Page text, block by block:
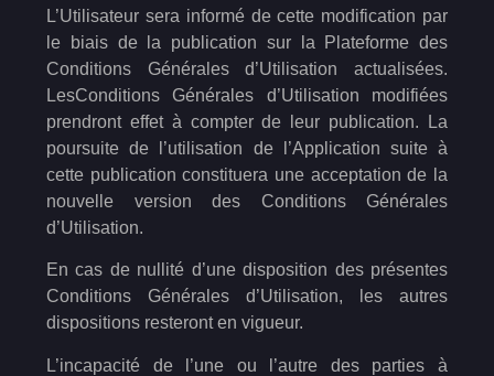
L’Utilisateur sera informé de cette modification par
le biais de la publication sur la Plateforme des
Conditions Générales d’Utilisation actualisées.
LesConditions Générales d’Utilisation modifiées
prendront effet à compter de leur publication. La
poursuite de l’utilisation de l’Application suite à
cette publication constituera une acceptation de la
nouvelle version des Conditions Générales
d’Utilisation.
En cas de nullité d’une disposition des présentes
Conditions Générales d’Utilisation, les autres
dispositions resteront en vigueur.
L’incapacité de l’une ou l’autre des parties à